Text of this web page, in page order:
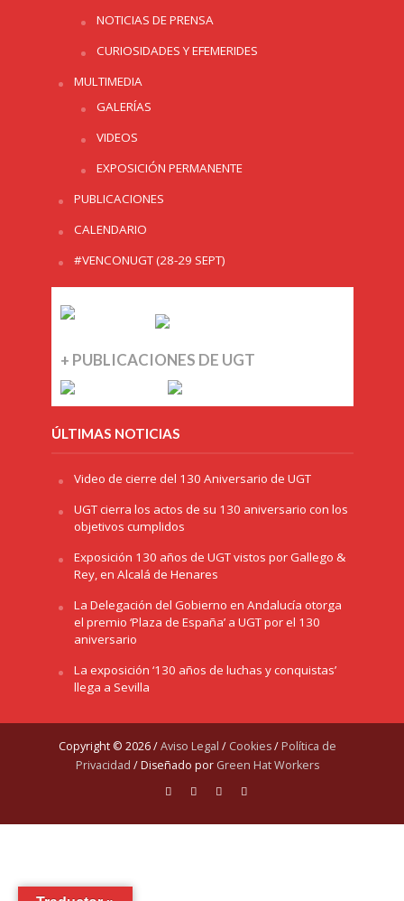
NOTICIAS DE PRENSA
CURIOSIDADES Y EFEMERIDES
MULTIMEDIA
GALERÍAS
VIDEOS
EXPOSICIÓN PERMANENTE
PUBLICACIONES
CALENDARIO
#VENCONUGT (28-29 SEPT)
+ PUBLICACIONES DE UGT
ÚLTIMAS NOTICIAS
Video de cierre del 130 Aniversario de UGT
UGT cierra los actos de su 130 aniversario con los
objetivos cumplidos
Exposición 130 años de UGT vistos por Gallego &
Rey, en Alcalá de Henares
La Delegación del Gobierno en Andalucía otorga
el premio ‘Plaza de España’ a UGT por el 130
aniversario
La exposición ‘130 años de luchas y conquistas’
llega a Sevilla
Copyright © 2026 /Aviso Legal / Cookies/ Política de
Privacidad / Diseñado por Green Hat Workers